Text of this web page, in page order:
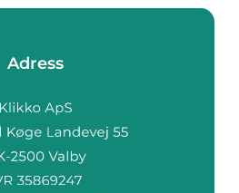
Adress